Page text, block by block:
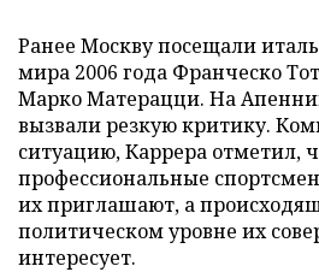
Ранее Москву посещали
мира 2006 года Франческо
Марко Матерацци. На
вызвали резкую критику.
ситуацию, Каррера отметил,
профессиональные
их приглашают, а
политическом уровне их
интересует.